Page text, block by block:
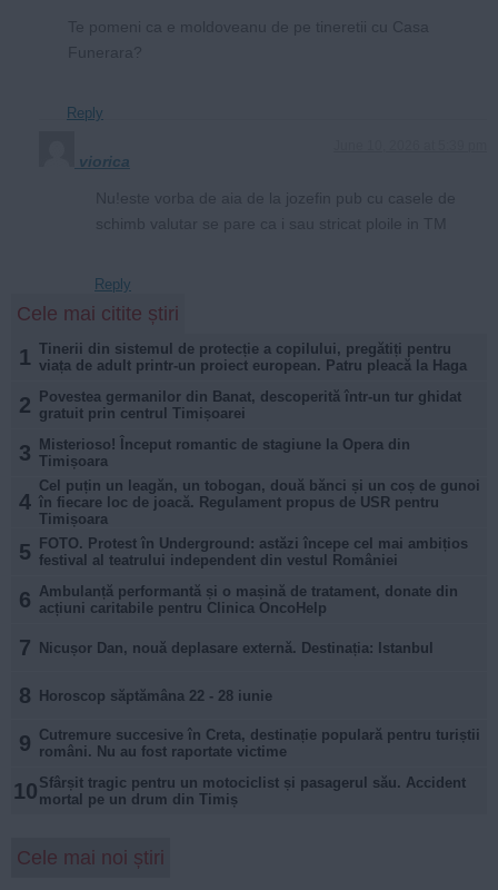
Reply
viorica
Reply
Cele mai citite știri
1 Tinerii din sistemul de protecție a copilului, pregătiți pentru
viața de adult printr-un proiect european. Patru pleacă la Haga
2
Povestea germanilor din Banat, descoperită într-un tur ghidat
gratuit prin centrul Timișoarei
3
Misterioso! Început romantic de stagiune la Opera din
Timișoara
4
Cel puțin un leagăn, un tobogan, două bănci și un coș de gunoi
în fiecare loc de joacă. Regulament propus de USR pentru
Timișoara
5
FOTO. Protest în Underground: astăzi începe cel mai ambițios
festival al teatrului independent din vestul României
6 Ambulanță performantă și o mașină de tratament, donate din
acțiuni caritabile pentru Clinica OncoHelp
7 Nicușor Dan, nouă deplasare externă. Destinația: Istanbul
8 Horoscop săptămâna 22 - 28 iunie
9 Cutremure succesive în Creta, destinație populară pentru turiștii
români. Nu au fost raportate victime
10 Sfârșit tragic pentru un motociclist și pasagerul său. Accident
mortal pe un drum din Timiș
Cele mai noi știri